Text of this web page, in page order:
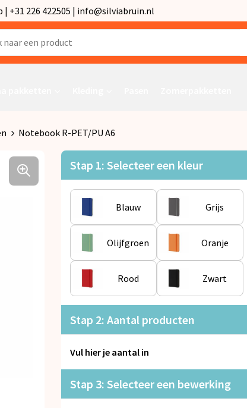
+31 226 422505 | info@silviabruin.nl
Notebook R-PET/PU A6
Stap 1: Selecteer een kleur
Blauw Grijs
Olijfgroen Oranje
Rood Zwart
Stap 2: Aantal producten
Vul hier je aantal in
Stap 3: Selecteer een bewerking